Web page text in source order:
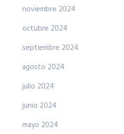
noviembre 2024
octubre 2024
septiembre 2024
agosto 2024
julio 2024
junio 2024
mayo 2024